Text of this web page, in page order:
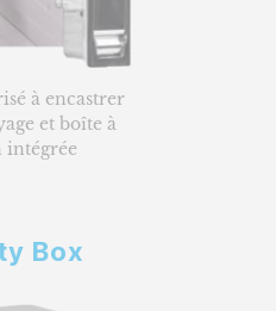
à encastrer
et boîte à
intégrée
Box